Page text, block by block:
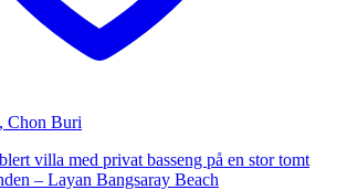
Chon Buri
villa med privat basseng på en stor tomt
– Layan Bangsaray Beach